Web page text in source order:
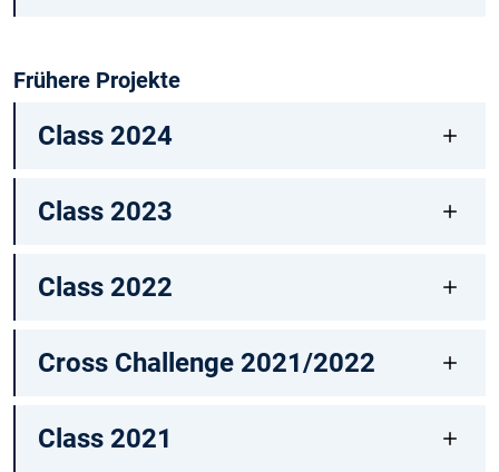
Frühere Projekte
Class 2024
Class 2023
Class 2022
Cross Challenge 2021/2022
Class 2021